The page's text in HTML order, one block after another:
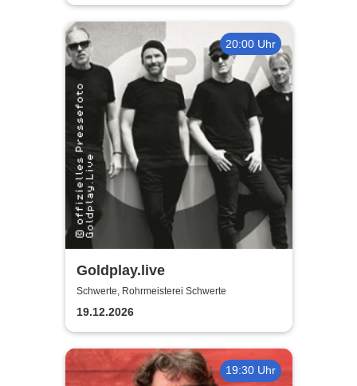
Albernheit
20:00 Uhr
Goldplay.live
Schwerte, Rohrmeisterei Schwerte
19.12.2026
19:30 Uhr